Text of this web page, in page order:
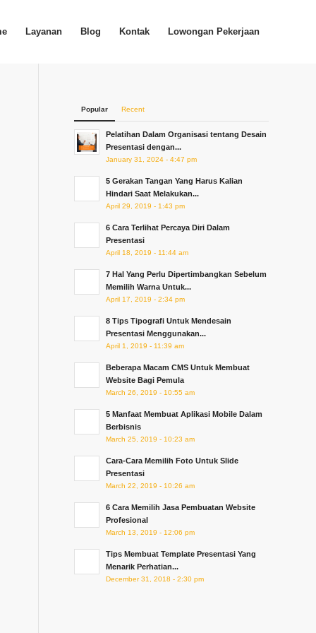
Layanan Blog Kontak Lowongan Pekerjaan
Popular Recent
Pelatihan Dalam Organisasi tentang Desain
Presentasi dengan...
January 31, 2024 - 4:47 pm
5 Gerakan Tangan Yang Harus Kalian
Hindari Saat Melakukan...
April 29, 2019 - 1:43 pm
6 Cara Terlihat Percaya Diri Dalam
Presentasi
April 18, 2019 - 11:44 am
7 Hal Yang Perlu Dipertimbangkan Sebelum
Memilih Warna Untuk...
April 17, 2019 - 2:34 pm
8 Tips Tipografi Untuk Mendesain
Presentasi Menggunakan...
April 1, 2019 - 11:39 am
Beberapa Macam CMS Untuk Membuat
Website Bagi Pemula
March 26, 2019 - 10:55 am
5 Manfaat Membuat Aplikasi Mobile Dalam
Berbisnis
March 25, 2019 - 10:23 am
Cara-Cara Memilih Foto Untuk Slide
Presentasi
March 22, 2019 - 10:26 am
6 Cara Memilih Jasa Pembuatan Website
Profesional
March 13, 2019 - 12:06 pm
Tips Membuat Template Presentasi Yang
Menarik Perhatian...
December 31, 2018 - 2:30 pm